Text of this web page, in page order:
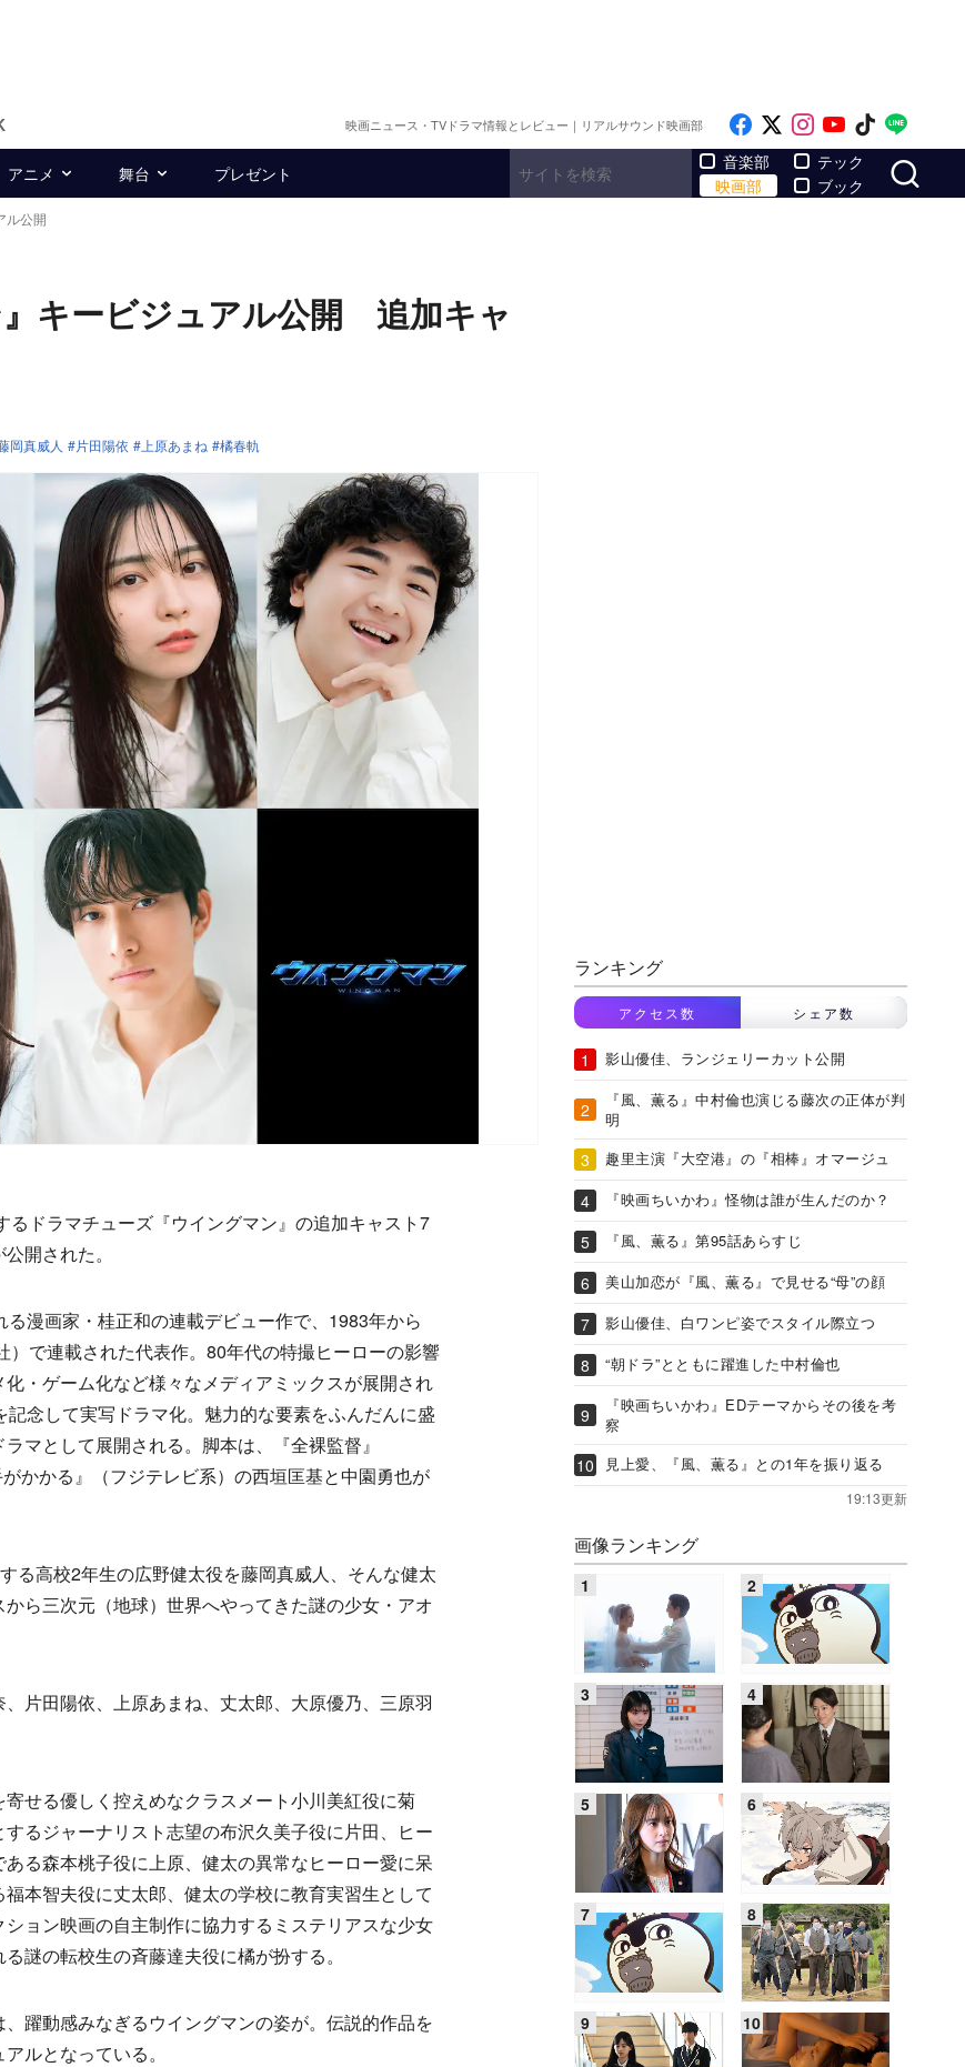
映画ニュース・TVドラマ情報とレビュー｜リアルサウンド映画部 Like on Facebook
Follow on x
Follow on
Follow on
Follow
アニメ 舞台 プレゼント
音楽部
映画部
テック
ブック
ル公開
キービジュアル公開 追加キャ
岡真威人 片田陽依 上原あまね 橘春軌
ドラマチューズ『ウイングマン』の追加キャスト7
開された。
漫画家・桂正和の連載デビュー作で、1983年から
で連載された代表作。80年代の特撮ヒーローの影響
・ゲーム化など様々なメディアミックスが展開され
念して実写ドラマ化。魅力的な要素をふんだんに盛
マとして展開される。脚本は、『全裸監督』
かかる』（フジテレビ系）の西垣匡基と中園勇也が
る高校2年生の広野健太役を藤岡真威人、そんな健太
ら三次元（地球）世界へやってきた謎の少女・アオ
片田陽依、上原あまね、丈太郎、大原優乃、三原羽
せる優しく控えめなクラスメート小川美紅役に菊
るジャーナリスト志望の布沢久美子役に片田、ヒー
る森本桃子役に上原、健太の異常なヒーロー愛に呆
本智夫役に丈太郎、健太の学校に教育実習生として
ョン映画の自主制作に協力するミステリアスな少女
謎の転校生の斉藤達夫役に橘が扮する。
躍動感みなぎるウイングマンの姿が。伝説的作品を
ルとなっている。
ランキング
アクセス数 シェア数
影山優佳、ランジェリーカット公開
『風、薫る』中村倫也演じる藤次の正体が判
明
趣里主演『大空港』の『相棒』オマージュ
『映画ちいかわ』怪物は誰が生んだのか？
『風、薫る』第95話あらすじ
美山加恋が『風、薫る』で見せる“母”の顔
影山優佳、白ワンピ姿でスタイル際立つ
“朝ドラ”とともに躍進した中村倫也
『映画ちいかわ』EDテーマからその後を考
察
見上愛、『風、薫る』との1年を振り返る
19:13更新
画像ランキング